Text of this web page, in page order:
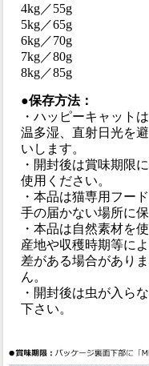
4kg／55g
5kg／65g
6kg／70g
7kg／80g
8kg／85g
●保存方法：
・ハッピーキャット
温多湿、直射日光を
いします。
・開封後は賞味期限
使用ください。
・本品は猫専用フー
手の届かない場所に
・本品は自然素材を
産地や収穫時期等に
差がある場合があり
ん。
・開封後は虫が入ら
下さい。